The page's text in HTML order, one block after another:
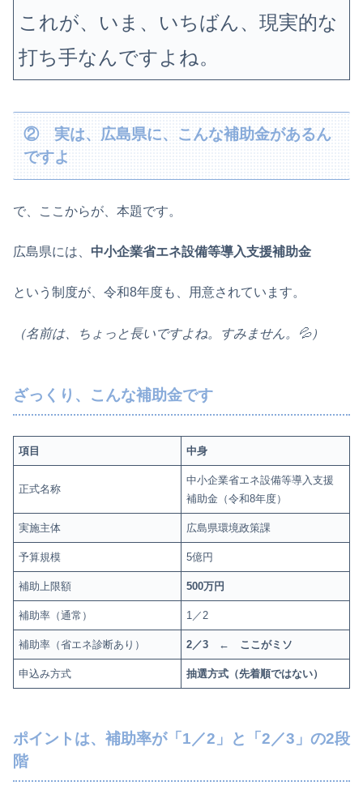
これが、いま、いちばん、現実的な
打ち手なんですよね。
② 実は、広島県に、こんな補助金があるん
ですよ
で、ここからが、本題です。
広島県には、 中小企業省エネ設備等導入支援補助金
という制度が、令和8年度も、用意されています。
（名前は、ちょっと長いですよね。すみません。💦）
ざっくり、こんな補助金です
項目 中身
正式名称
中小企業省エネ設備等導入支援
補助金（令和8年度）
実施主体 広島県環境政策課
予算規模 5億円
補助上限額 500万円
補助率（通常） 1／2
補助率（省エネ診断あり） 2／3 ← ここがミソ
申込み方式 抽選方式（先着順ではない）
ポイントは、補助率が「1／2」と「2／3」の2段
階